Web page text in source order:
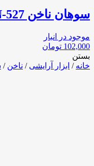
سوهان ناخن GSN-527
موجود در انبار
102,000 تومان
بستن
خانه / ابزار آرایشی / ناخن /